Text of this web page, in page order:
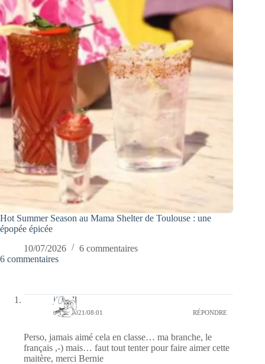
Hot Summer Season au Mama Shelter de Toulouse : une
épopée épicée
10/07/2026
6 commentaires
6 commentaires
jill bill
01/04/2021/08:01 RÉPONDRE
Perso, jamais aimé cela en classe… ma branche, le
français ,-) mais… faut tout tenter pour faire aimer cette
maitère, merci Bernie